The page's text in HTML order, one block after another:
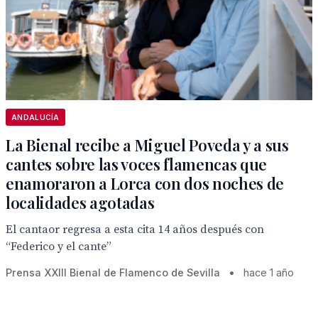
ANDALUCÍA
La Bienal recibe a Miguel Poveda y a sus
cantes sobre las voces flamencas que
enamoraron a Lorca con dos noches de
localidades agotadas
El cantaor regresa a esta cita 14 años después con
“Federico y el cante”
Prensa XXIII Bienal de Flamenco de Sevilla • hace 1 año